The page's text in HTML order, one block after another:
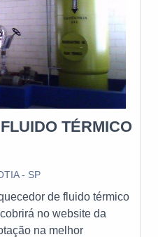
de seus clientes.
TÉRMICO
- SP
de fluido térmico
no website da
na melhor